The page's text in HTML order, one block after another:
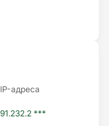
IP-адреса
91.232.2 ***